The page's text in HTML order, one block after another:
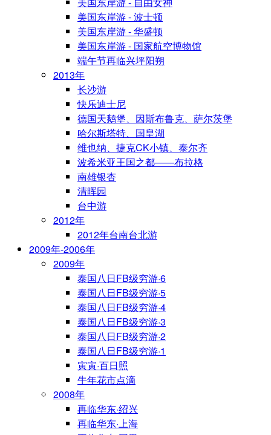
美国东岸游 - 波士顿
美国东岸游 - 华盛顿
美国东岸游 - 国家航空博物馆
端午节再临兴坪阳朔
2013年
长沙游
快乐迪士尼
德国天鹅堡、因斯布鲁克、萨尔茨堡
哈尔斯塔特、国皇湖
维也纳、捷克CK小镇、泰尔齐
波希米亚王国之都——布拉格
南雄银杏
清晖园
台中游
2012年
2012年台南台北游
2009年-2006年
2009年
泰国八日FB级穷游·6
泰国八日FB级穷游·5
泰国八日FB级穷游·4
泰国八日FB级穷游·3
泰国八日FB级穷游·2
泰国八日FB级穷游·1
寅寅·百日照
牛年花市点滴
2008年
再临华东·绍兴
再临华东·上海